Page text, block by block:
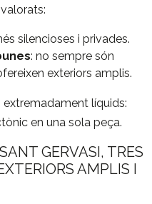
silencioses i privades.
: no sempre són
exteriors amplis.
extremadament líquids:
en una sola peça.
GERVASI, TRES
AMPLIS I